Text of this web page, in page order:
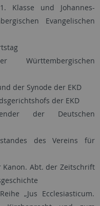
Klasse und Johannes-
Evangelischen
Württembergischen
der Synode der EKD
der EKD
der Deutschen
des Vereins für
Kanon. Abt. der Zeitschrift
„Jus Ecclesiasticum.